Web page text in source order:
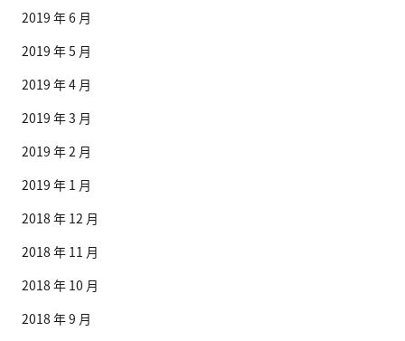
2019 年 6 月
2019 年 5 月
2019 年 4 月
2019 年 3 月
2019 年 2 月
2019 年 1 月
2018 年 12 月
2018 年 11 月
2018 年 10 月
2018 年 9 月